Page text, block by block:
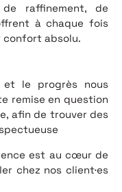
raffinement, de
à chaque fois
absolu.
et le progrès nous
remise en question
afin de trouver des
est au cœur de
chez nos client·es